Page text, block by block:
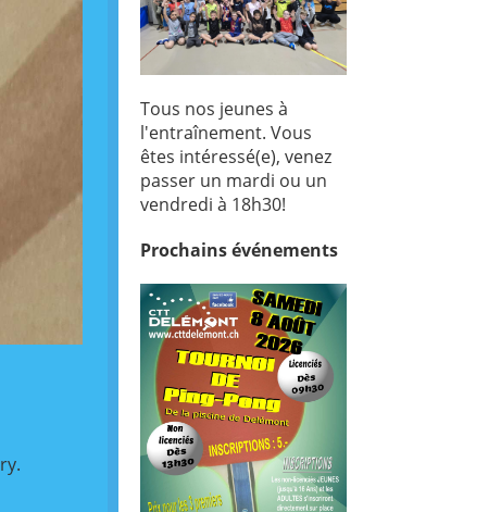
Tous nos jeunes à
l'entraînement. Vous
êtes intéressé(e), venez
passer un mardi ou un
vendredi à 18h30!
Prochainsévénements